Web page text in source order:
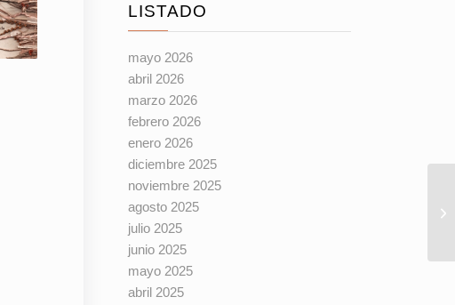
LISTADO
mayo 2026
abril 2026
marzo 2026
febrero 2026
enero 2026
diciembre 2025
noviembre 2025
agosto 2025
julio 2025
junio 2025
mayo 2025
abril 2025